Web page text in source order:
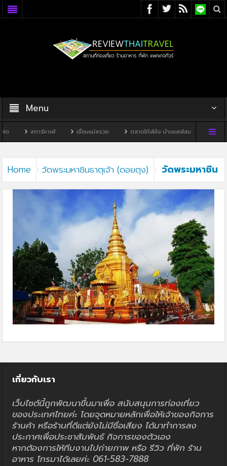
Menu
สตาร์คาเฟ่ เขื่อนแม่สรวย ตลาดโก้งโค้ง บ้านแสงโสม ทิวผาคา
Home วัดพระมหาชินธาตุเจ้า (ดอยตุง)
วัดพระมหาชิน
ธาตุเจ้า (ดอยตุง)5
เกี่ยวกับเรา
เว็บไซต์นี้ถูกพัฒนาขึ้นมาเพื่อ สนับสนุนการท่องเที่ยว
ของประเทศไทยค่ะ โดยจุดหมายหลักเพื่อให้เจ้าของกิจการ
ร้านค้า หรือร้านที่ดีแต่ยังไม่มีชื่อเสียง ได้มาทำการลง
ประกาศเพื่อประชาสัมพันธ์ กิจการของตัวเอง
หากต้องการให้ทีมงานไปถ่ายภาพ หรือ รีวิว ที่พัก ร้าน
อาหาร โทรมาได้เลยค่ะ 061-583-7888